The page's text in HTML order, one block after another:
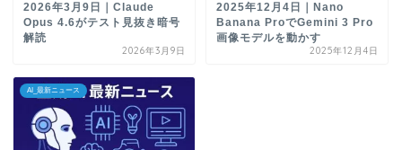
2026年3月9日｜Claude
Opus 4.6がテスト見抜き暗号
解読
2026年3月9日
2025年12月4日｜Nano
Banana ProでGemini 3 Pro
画像モデルを動かす
2025年12月4日
AI_最新ニュース